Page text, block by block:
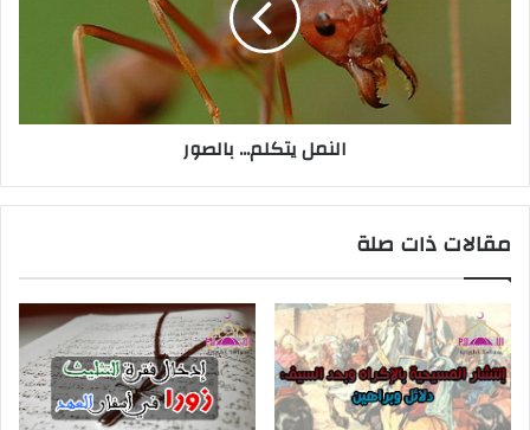
النمل يتكلم... بالصور
مقالات ذات صلة